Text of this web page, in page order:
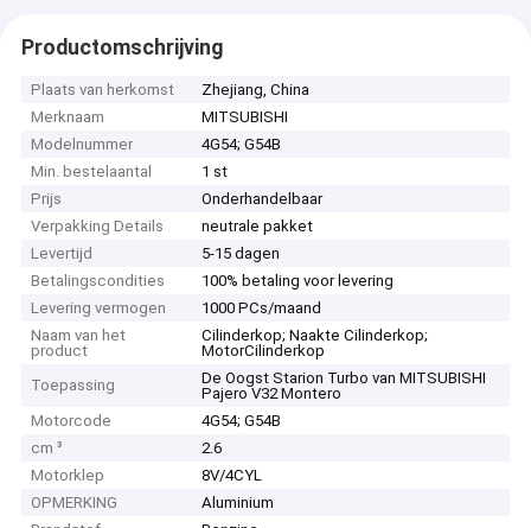
Productomschrijving
Plaats van herkomst
Zhejiang, China
Merknaam
MITSUBISHI
Modelnummer
4G54; G54B
Min. bestelaantal
1 st
Prijs
Onderhandelbaar
Verpakking Details
neutrale pakket
Levertijd
5-15 dagen
Betalingscondities
100% betaling voor levering
Levering vermogen
1000 PCs/maand
Naam van het
product
Cilinderkop; Naakte Cilinderkop;
MotorCilinderkop
Toepassing
De Oogst Starion Turbo van MITSUBISHI
Pajero V32 Montero
Motorcode
4G54; G54B
cm ³
2.6
Motorklep
8V/4CYL
OPMERKING
Aluminium